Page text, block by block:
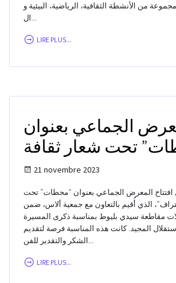
من الأنشطة الثقافية، الرياضية، البيئية و
ال...
LIRE PLUS...
الجماعي بعنوان
21 novembre 2023
المعرض الجماعي بعنوان “محطات” تحت
الذي أُقيم بالتعاون مع جمعية ألاس، ضمن
مقاطعة سيدي بليوط بمناسبة ذكرى المسيرة
المجيد. كانت هذه المناسبة فرصة لتقديم
الشكر والتقدير للفن...
LIRE PLUS...